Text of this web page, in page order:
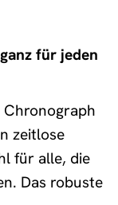
für jeden
Chronograph
zeitlose
für alle, die
Das robuste